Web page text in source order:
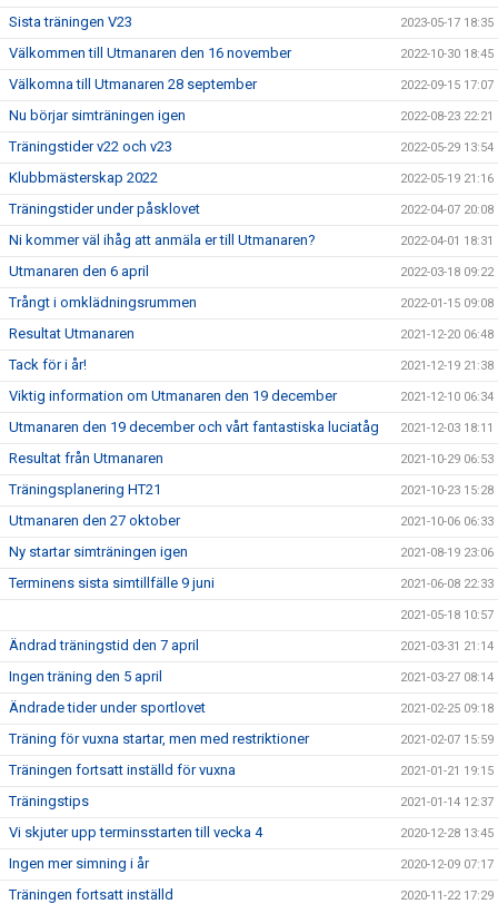
Sista träningen V23 2023-05-17 18:35
Välkommen till Utmanaren den 16 november 2022-10-30 18:45
Välkomna till Utmanaren 28 september 2022-09-15 17:07
Nu börjar simträningen igen 2022-08-23 22:21
Träningstider v22 och v23 2022-05-29 13:54
Klubbmästerskap 2022 2022-05-19 21:16
Träningstider under påsklovet 2022-04-07 20:08
Ni kommer väl ihåg att anmäla er till Utmanaren? 2022-04-01 18:31
Utmanaren den 6 april 2022-03-18 09:22
Trångt i omklädningsrummen 2022-01-15 09:08
Resultat Utmanaren 2021-12-20 06:48
Tack för i år! 2021-12-19 21:38
Viktig information om Utmanaren den 19 december 2021-12-10 06:34
Utmanaren den 19 december och vårt fantastiska luciatåg 2021-12-03 18:11
Resultat från Utmanaren 2021-10-29 06:53
Träningsplanering HT21 2021-10-23 15:28
Utmanaren den 27 oktober 2021-10-06 06:33
Ny startar simträningen igen 2021-08-19 23:06
Terminens sista simtillfälle 9 juni 2021-06-08 22:33
2021-05-18 10:57
Ändrad träningstid den 7 april 2021-03-31 21:14
Ingen träning den 5 april 2021-03-27 08:14
Ändrade tider under sportlovet 2021-02-25 09:18
Träning för vuxna startar, men med restriktioner 2021-02-07 15:59
Träningen fortsatt inställd för vuxna 2021-01-21 19:15
Träningstips 2021-01-14 12:37
Vi skjuter upp terminsstarten till vecka 4 2020-12-28 13:45
Ingen mer simning i år 2020-12-09 07:17
Träningen fortsatt inställd 2020-11-22 17:29